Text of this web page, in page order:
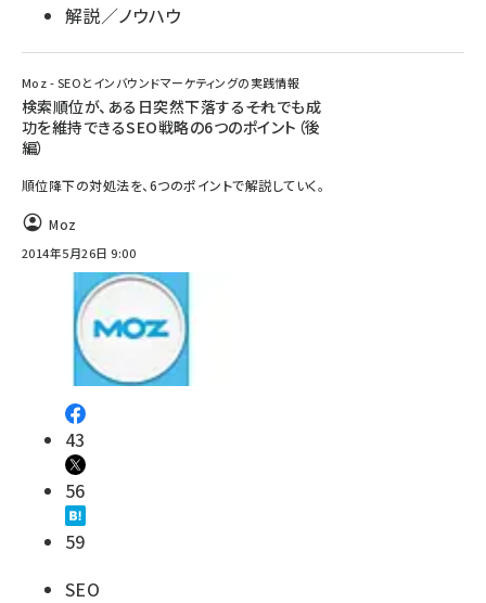
解説／ノウハウ
Moz - SEOとインバウンドマーケティングの実践情報
検索順位が、ある日突然下落する――それでも成
功を維持できるSEO戦略の6つのポイント（後
編）
順位降下の対処法を、6つのポイントで解説していく。
Moz
2014年5月26日 9:00
43
56
59
SEO